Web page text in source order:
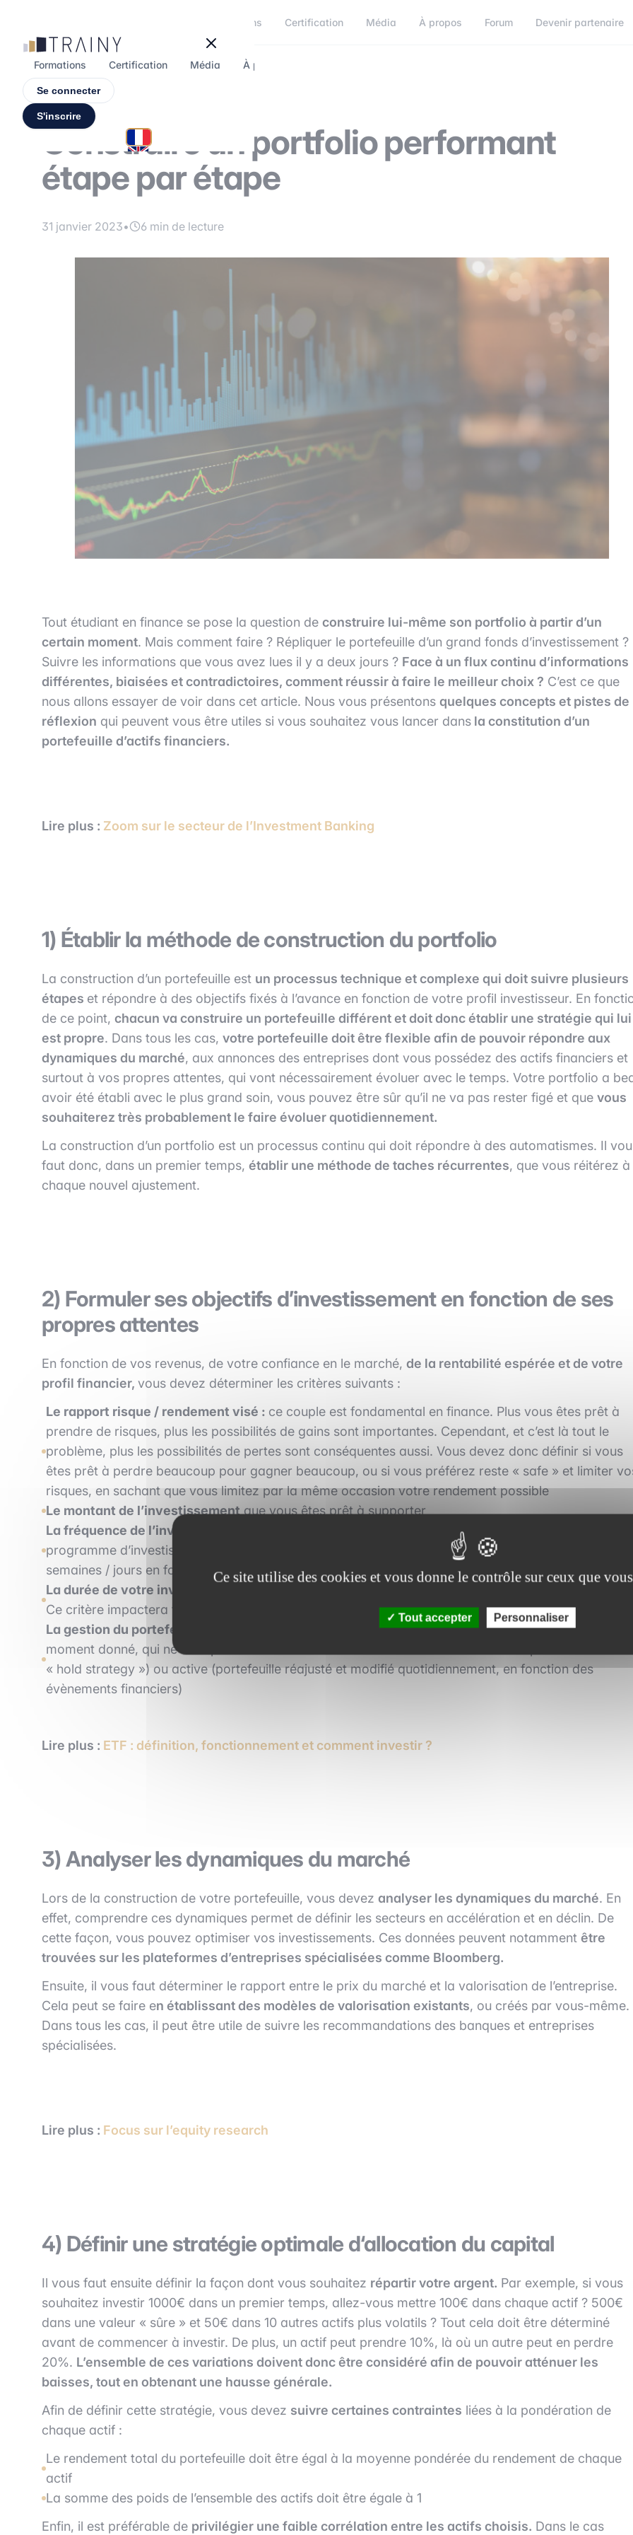
Formations Certification Média À propos Forum Devenir partenaire
Formations Certification Média À propos
Se connecter
S'inscrire
Construire un portfolio performant
étape par étape
31 janvier 2023• 6 min de lecture
Tout étudiant en finance se pose la question de construire lui-même son portfolio à partir d’un
certain moment. Mais comment faire ? Répliquer le portefeuille d’un grand fonds d’investissement ?
Suivre les informations que vous avez lues il y a deux jours ? Face à un flux continu d’informations
différentes, biaisées et contradictoires, comment réussir à faire le meilleur choix ? C’est ce que
nous allons essayer de voir dans cet article. Nous vous présentons quelques concepts et pistes de
réflexion qui peuvent vous être utiles si vous souhaitez vous lancer dans la constitution d’un
portefeuille d’actifs financiers.
Lire plus : Zoom sur le secteur de l’Investment Banking
1) Établir la méthode de construction du portfolio
La construction d’un portefeuille est un processus technique et complexe qui doit suivre plusieurs
étapes et répondre à des objectifs fixés à l’avance en fonction de votre profil investisseur. En
de ce point, chacun va construire un portefeuille différent et doit donc établir une stratégie qui lui
est propre. Dans tous les cas, votre portefeuille doit être flexible afin de pouvoir répondre aux
dynamiques du marché, aux annonces des entreprises dont vous possédez des actifs financiers et
surtout à vos propres attentes, qui vont nécessairement évoluer avec le temps. Votre portfolio a
avoir été établi avec le plus grand soin, vous pouvez être sûr qu’il ne va pas rester figé et que vous
souhaiterez très probablement le faire évoluer quotidiennement.
La construction d’un portfolio est un processus continu qui doit répondre à des automatismes. Il
faut donc, dans un premier temps, établir une méthode de taches récurrentes, que vous réitérez à
chaque nouvel ajustement.
2) Formuler ses objectifs d’investissement en fonction de ses
propres attentes
En fonction de vos revenus, de votre confiance en le marché, de la rentabilité espérée et de votre
profil financier, vous devez déterminer les critères suivants :
Le rapport risque / rendement visé : ce couple est fondamental en finance. Plus vous êtes prêt à
prendre de risques, plus les possibilités de gains sont importantes. Cependant, et c’est là tout le
problème, plus les possibilités de pertes sont conséquentes aussi. Vous devez donc définir si vous
êtes prêt à perdre beaucoup pour gagner beaucoup, ou si vous préférez reste « safe » et limiter
risques, en sachant que vous limitez par la même occasion votre rendement possible
Le montant de l’investissementque vous êtes prêt à supporter
La fréquence de l’investissement
: dans la majorité des cas, il est conseillé de réaliser un
programme d’investissement récurent. Il s’agirait donc d’investir une certaine somme tous les mois
semaines / jours en fonction de vos attentes
La durée de votre investissement
: avec-vous un objectif de retour rapide ou plutôt à long terme
Ce critère impactera fortement les actifs financiers dans lesquels vous allez investir
La gestion du portefeuille
: un portefeuille peut être géré de façon passive (investissement à un
moment donné, qui ne sera pas modifié en fonction des actualités financières. On parle alors de
« hold strategy ») ou active (portefeuille réajusté et modifié quotidiennement, en fonction des
évènements financiers)
Lire plus : ETF : définition, fonctionnement et comment investir ?
3) Analyser les dynamiques du marché
Lors de la construction de votre portefeuille, vous devez analyser les dynamiques du marché. En
effet, comprendre ces dynamiques permet de définir les secteurs en accélération et en déclin. De
cette façon, vous pouvez optimiser vos investissements. Ces données peuvent notamment être
trouvées sur les plateformes d’entreprises spécialisées comme Bloomberg.
Ensuite, il vous faut déterminer le rapport entre le prix du marché et la valorisation de l’entreprise.
Cela peut se faire en établissant des modèles de valorisation existants, ou créés par vous-même.
Dans tous les cas, il peut être utile de suivre les recommandations des banques et entreprises
spécialisées.
Lire plus : Focus sur l’equity research
4) Définir une stratégie optimale d‘allocation du capital
Il vous faut ensuite définir la façon dont vous souhaitez répartir votre argent. Par exemple, si vous
souhaitez investir 1000€ dans un premier temps, allez-vous mettre 100€ dans chaque actif ? 500€
dans une valeur « sûre » et 50€ dans 10 autres actifs plus volatils ? Tout cela doit être déterminé
avant de commencer à investir. De plus, un actif peut prendre 10%, là où un autre peut en perdre
20%. L’ensemble de ces variations doivent donc être considéré afin de pouvoir atténuer les
baisses, tout en obtenant une hausse générale.
Afin de définir cette stratégie, vous devez suivre certaines contraintes liées à la pondération de
chaque actif :
Le rendement total du portefeuille doit être égal à la moyenne pondérée du rendement de chaque
actif
La somme des poids de l’ensemble des actifs doit être égale à 1
Enfin, il est préférable de privilégier une faible corrélation entre les actifs choisis. Dans le cas
Ce site utilise des cookies et vous donne le contrôle sur ceux que
Tout accepter Personnaliser